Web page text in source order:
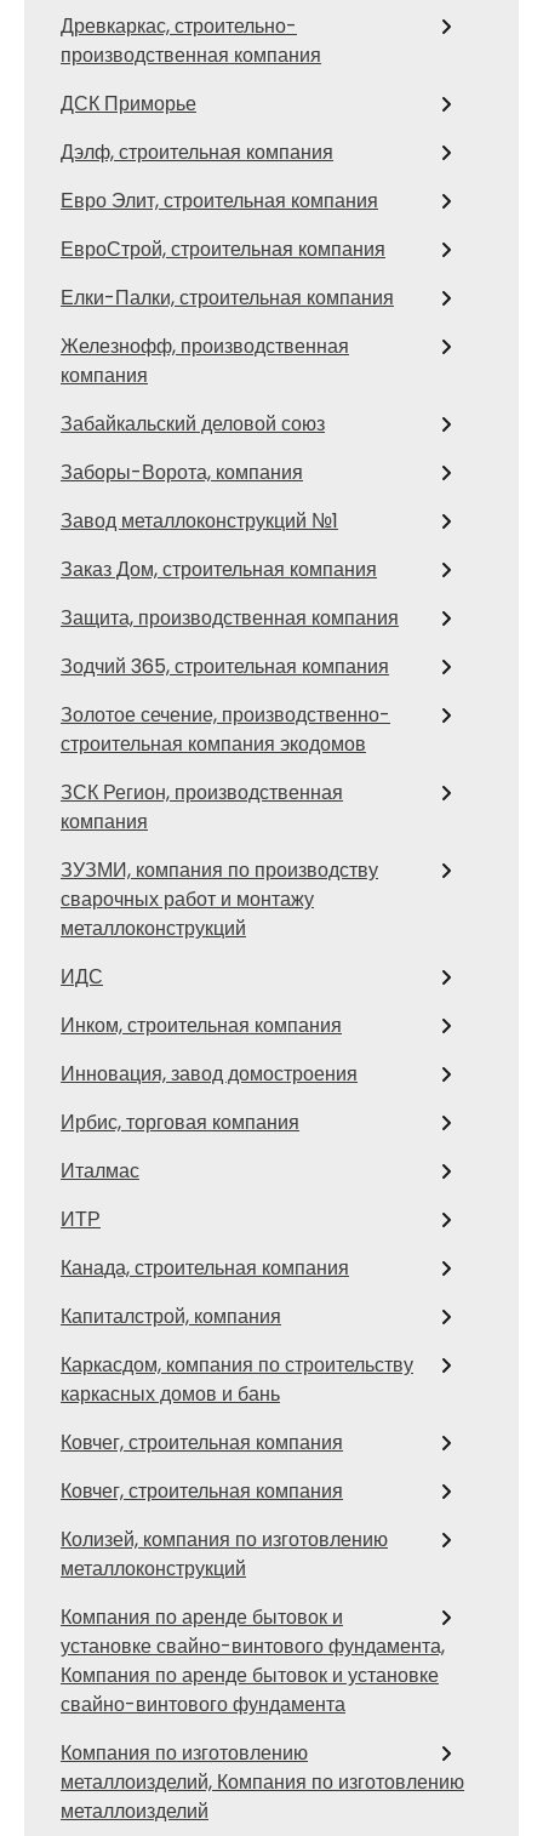
Древкаркас, строительно-
производственная компания
ДСК Приморье
Дэлф, строительная компания
Евро Элит, строительная компания
ЕвроСтрой, строительная компания
Елки-Палки, строительная компания
Железнофф, производственная
компания
Забайкальский деловой союз
Заборы-Ворота, компания
Завод металлоконструкций №1
Заказ Дом, строительная компания
Защита, производственная компания
Зодчий 365, строительная компания
Золотое сечение, производственно-
строительная компания экодомов
ЗСК Регион, производственная
компания
ЗУЗМИ, компания по производству
сварочных работ и монтажу
металлоконструкций
ИДС
Инком, строительная компания
Инновация, завод домостроения
Ирбис, торговая компания
Италмас
ИТР
Канада, строительная компания
Капиталстрой, компания
Каркасдом, компания по строительству
каркасных домов и бань
Ковчег, строительная компания
Ковчег, строительная компания
Колизей, компания по изготовлению
металлоконструкций
Компания по аренде бытовок и
установке свайно-винтового фундамента,
Компания по аренде бытовок и установке
свайно-винтового фундамента
Компания по изготовлению
металлоизделий, Компания по изготовлению
металлоизделий